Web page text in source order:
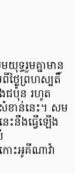
ទ្ធរួមគ្នាមាន
ថ្ងៃព្រហស្បតិ៍
ជប៉ុន រហូត
ខាន់នេះ។ សម
ះនឹងធ្វើឡើង
ះអូគីណាវ៉ា